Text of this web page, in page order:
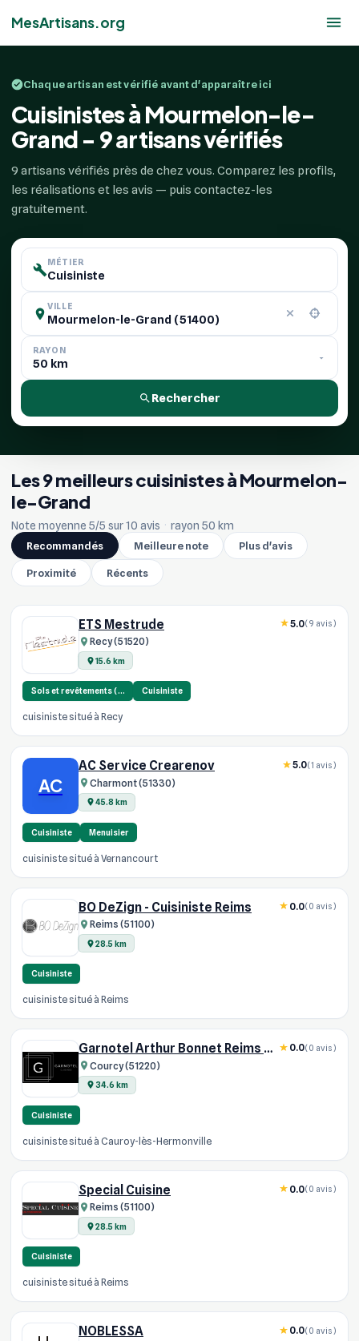
MesArtisans.org
Chaque artisan est vérifié avant d'apparaître ici
Cuisinistes à Mourmelon-le-
Grand - 9 artisans vérifiés
9 artisans vérifiés près de chez vous. Comparez les profils,
les réalisations et les avis — puis contactez-les
gratuitement.
MÉTIER
VILLE
RAYON
Rechercher
Les 9 meilleurs cuisinistes à Mourmelon-
le-Grand
Note moyenne 5/5 sur 10 avis · rayon 50 km
Recommandés
Meilleure note Plus d'avis
Proximité Récents
ETS Mestrude
Recy (51520)
15.6 km
5.0(9 avis)
Sols et revêtements (… Cuisiniste
cuisiniste situé à Recy
AC
AC Service Crearenov
Charmont (51330)
45.8 km
5.0(1 avis)
Cuisiniste Menuisier
cuisiniste situé à Vernancourt
BO DeZign - Cuisiniste Reims
Reims (51100)
28.5 km
0.0(0 avis)
Cuisiniste
cuisiniste situé à Reims
Garnotel Arthur Bonnet Reims SARL
Courcy (51220)
34.6 km
0.0(0 avis)
Cuisiniste
cuisiniste situé à Cauroy-lès-Hermonville
Special Cuisine
Reims (51100)
28.5 km
0.0(0 avis)
Cuisiniste
cuisiniste situé à Reims
NOBLESSA 0.0(0 avis)